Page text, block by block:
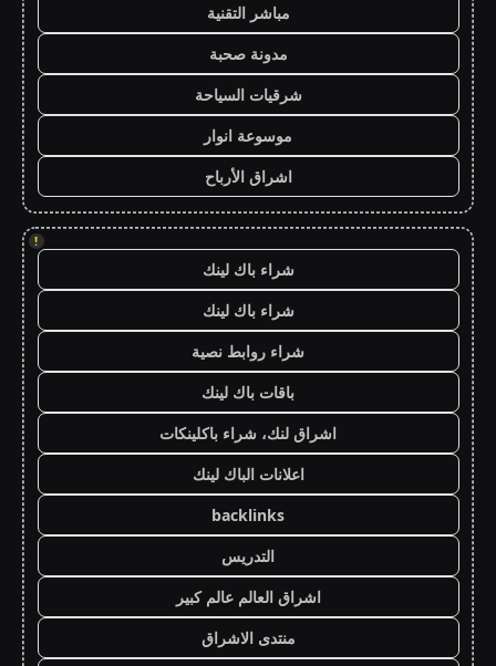
مباشر التقنية
مدونة صحبة
شرقيات السياحة
موسوعة انوار
اشراق الأرباح
!
شراء باك لينك
شراء باك لينك
شراء روابط نصية
باقات باك لينك
اشراق لنك، شراء باكلينكات
اعلانات الباك لينك
backlinks
التدريس
اشراق العالم عالم كبير
منتدى الاشراق